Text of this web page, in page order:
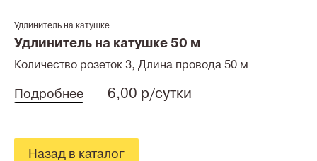
Удлинитель на катушке
Удлинитель на катушке 50 м
Количество розеток 3, Длина провода 50 м
Подробнее 6,00 р/сутки
Назад в каталог